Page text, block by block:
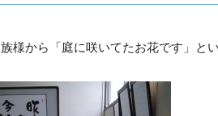
様から「庭に咲いてたお花です」と